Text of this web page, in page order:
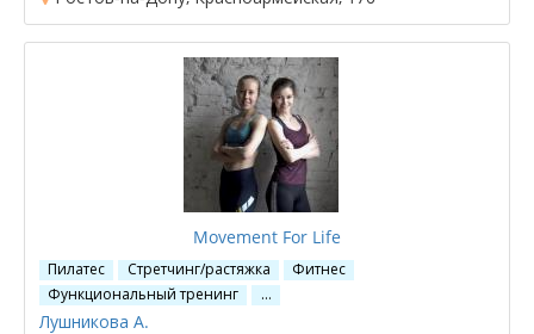
Movement For Life
Пилатес Стретчинг/растяжка
Фитнес
Функциональный тренинг
…
Лушникова А.